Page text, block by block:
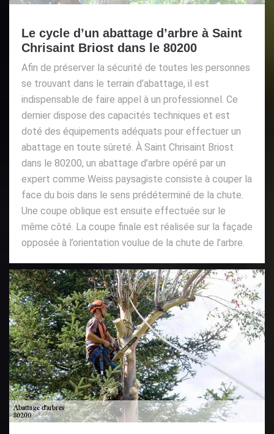
Le cycle d’un abattage d’arbre à Saint
Chrisaint Briost dans le 80200
Afin de préserver la sécurité de toutes les personnes
se trouvant dans le terrain d’abattage, il est
indispensable de faire appel à un professionnel. Ce
dernier dispose des capacités techniques et est
doté des équipements adéquats pour effectuer un
abattage en toute sûreté. À Saint Chrisaint Briost
dans le 80200, un abattage d’arbre opéré par un
expert comme Weiss paysagiste consiste à couper la
face du bois dans le sens prédéterminé de la chute.
Une coupe oblique est ensuite effectuée sur le
même côté. La coupe finale est réalisée sur la façade
opposée à l’orientation voulue de la chute de l’arbre.